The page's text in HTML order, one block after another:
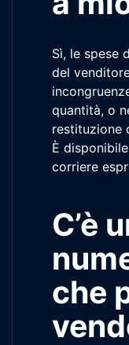
Sì, le spese
del
quantità, o
restituzione
È
corriere
C’è
che